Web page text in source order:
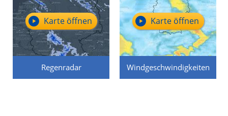
Regenradar
Karte öffnen
Windgeschwindigkeiten
Karte öffnen